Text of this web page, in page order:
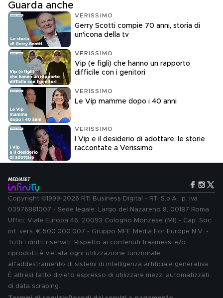
Guarda anche
VERISSIMO
Gerry Scotti compie 70 anni, storia di
un'icona della tv
VERISSIMO
Vip (e figli) che hanno un rapporto
difficile con i genitori
VERISSIMO
Le Vip mamme dopo i 40 anni
VERISSIMO
I Vip e il desiderio di adottare: le storie
raccontate a Verissimo
Copyright ©1999-2026 RTI Business Digital - RTI S.p.A.: p. iva
03976881007 - Sede legale: Largo del Nazareno 8, 00187 Roma.
Uffici: Viale Europa 46, 20093 Cologno Monzese (MI) - Cap. Soc.
int. vers. € 500.000.007 - Gruppo MFE Media For Europe N.V. -
Tutti i diritti riservati. Rispetto ai contenuti trasmessi e/o
riprodotti è vietata ogni utilizzazione funzionale
all'addestramento di sistemi di intelligenza artificiale generativa.
È altresì fatto divieto espresso di utilizzare mezzi automatizzati
di data scraping.